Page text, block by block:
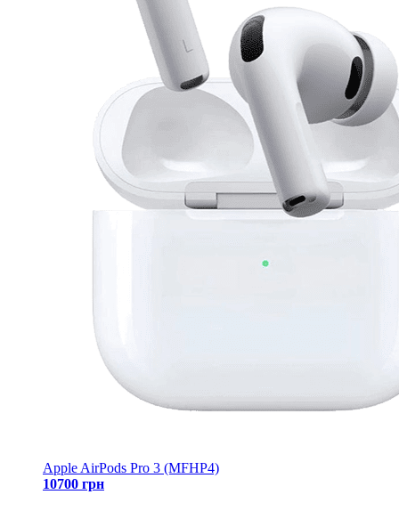
Apple AirPods Pro 3 (MFHP4)
10700 грн